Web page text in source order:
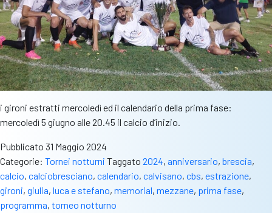
i gironi estratti mercoledì ed il calendario della prima fase:
mercoledì 5 giugno alle 20.45 il calcio d’inizio.
Pubblicato 31 Maggio 2024
Categorie: Tornei notturni Taggato 2024, anniversario, brescia,
calcio, calciobresciano, calendario, calvisano, cbs, estrazione,
gironi, giulia, luca e stefano, memorial, mezzane, prima fase,
programma, torneo notturno